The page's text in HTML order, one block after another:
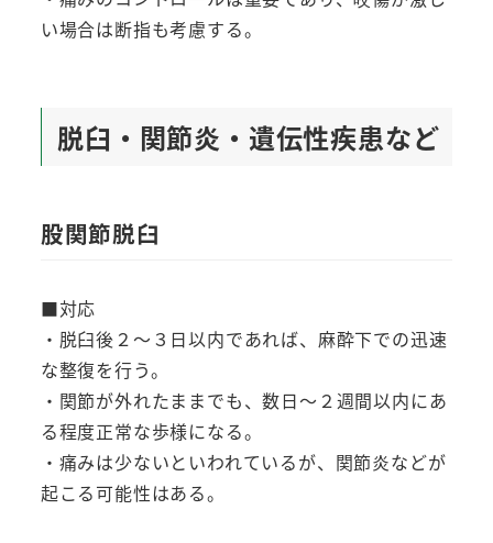
い場合は断指も考慮する。
脱臼・関節炎・遺伝性疾患など
股関節脱臼
■対応
・脱臼後２～３日以内であれば、麻酔下での迅速
な整復を行う。
・関節が外れたままでも、数日～２週間以内にあ
る程度正常な歩様になる。
・痛みは少ないといわれているが、関節炎などが
起こる可能性はある。